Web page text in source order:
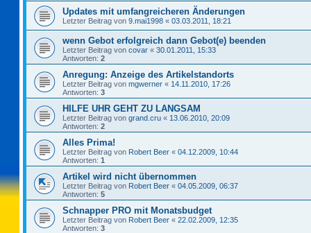
Updates mit umfangreicheren Änderungen
Letzter Beitrag von 9.mai1998 « 03.03.2011, 18:21
wenn Gebot erfolgreich dann Gebot(e) beenden
Letzter Beitrag von covar « 30.01.2011, 15:33
Antworten: 2
Anregung: Anzeige des Artikelstandorts
Letzter Beitrag von mgwerner « 14.11.2010, 17:26
Antworten: 3
HILFE UHR GEHT ZU LANGSAM
Letzter Beitrag von grand.cru « 13.06.2010, 20:09
Antworten: 2
Alles Prima!
Letzter Beitrag von Robert Beer « 04.12.2009, 10:44
Antworten: 1
Artikel wird nicht übernommen
Letzter Beitrag von Robert Beer « 04.05.2009, 06:37
Antworten: 5
Schnapper PRO mit Monatsbudget
Letzter Beitrag von Robert Beer « 22.02.2009, 12:35
Antworten: 3